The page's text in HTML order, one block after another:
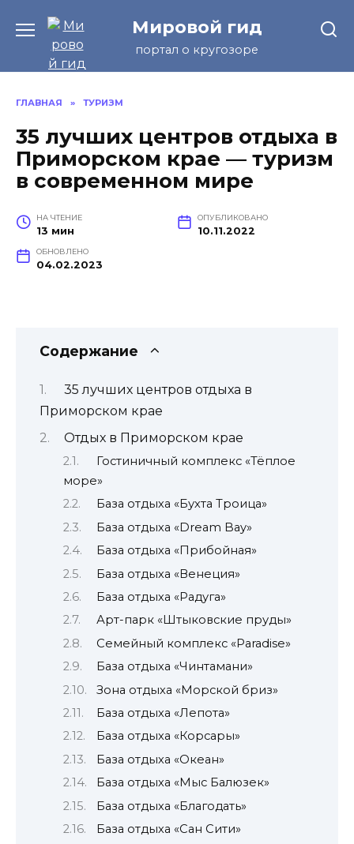
содержанию
Мировой гид
портал о кругозоре
ГЛАВНАЯ » ТУРИЗМ
35 лучших центров отдыха в
Приморском крае — туризм
в современном мире
НА ЧТЕНИЕ
13 мин
ОПУБЛИКОВАНО
10.11.2022
ОБНОВЛЕНО
04.02.2023
Содержание
35 лучших центров отдыха в
Приморском крае
Отдых в Приморском крае
Гостиничный комплекс «Тёплое
море»
База отдыха «Бухта Троица»
База отдыха «Dream Bay»
База отдыха «Прибойная»
База отдыха «Венеция»
База отдыха «Радуга»
Арт-парк «Штыковские пруды»
Семейный комплекс «Paradise»
База отдыха «Чинтамани»
Зона отдыха «Морской бриз»
База отдыха «Лепота»
База отдыха «Корсары»
База отдыха «Океан»
База отдыха «Мыс Балюзек»
База отдыха «Благодать»
База отдыха «Сан Сити»